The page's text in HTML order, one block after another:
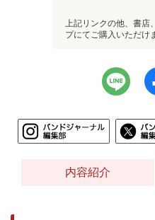
上記リンクの他、書店
プにてご購入いただけ
内容紹介